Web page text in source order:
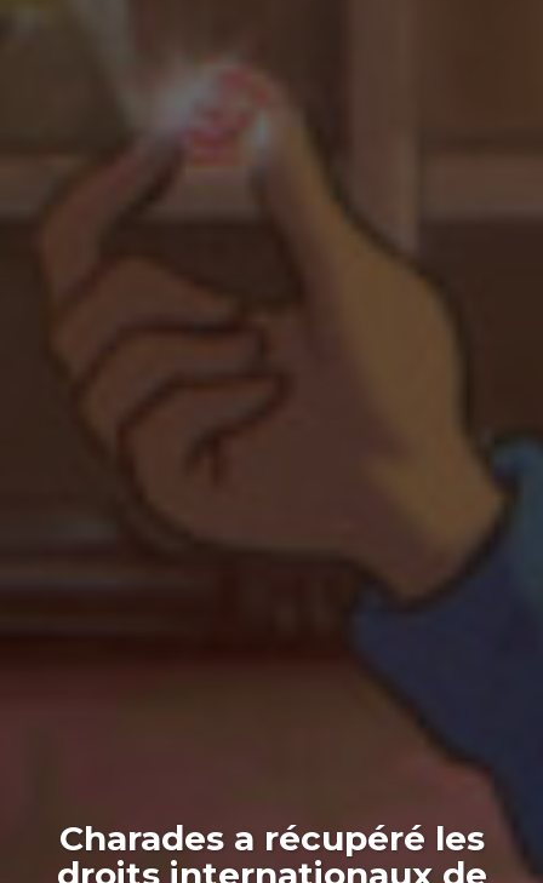
Charades a récupéré les
droits internationaux de